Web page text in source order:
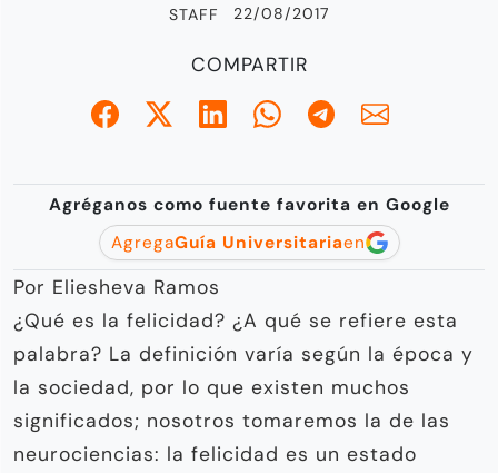
STAFF 22/08/2017
COMPARTIR
Agréganos como fuente favorita en Google
AgregaGuía Universitariaen
Por Eliesheva Ramos
¿Qué es la felicidad? ¿A qué se refiere esta
palabra? La definición varía según la época y
la sociedad, por lo que existen muchos
significados; nosotros tomaremos la de las
neurociencias: la felicidad es un estado